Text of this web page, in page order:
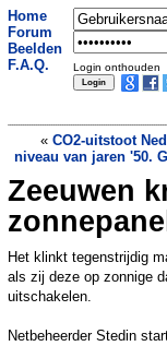
Home
Forum
Beelden
F.A.Q.
Login onthouden
« CO2-uitstoot
niveau van jaren '50.
Zeeuwen
Het klinkt tegenstrijdig
als zij deze op zonnige
uitschakelen.
Netbeheerder Stedin